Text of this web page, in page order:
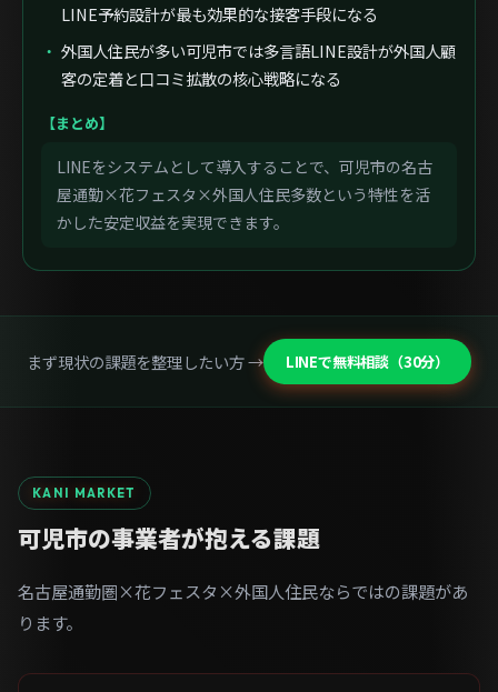
LINE予約設計が最も効果的な接客手段になる
外国人住民が多い可児市では多言語LINE設計が外国人顧
客の定着と口コミ拡散の核心戦略になる
【まとめ】
LINEをシステムとして導入することで、可児市の名古
屋通勤×花フェスタ×外国人住民多数という特性を活
かした安定収益を実現できます。
まず現状の課題を整理したい方 → LINEで無料相談（30分）
KANI MARKET
可児市の事業者が抱える課題
名古屋通勤圏×花フェスタ×外国人住民ならではの課題があ
ります。